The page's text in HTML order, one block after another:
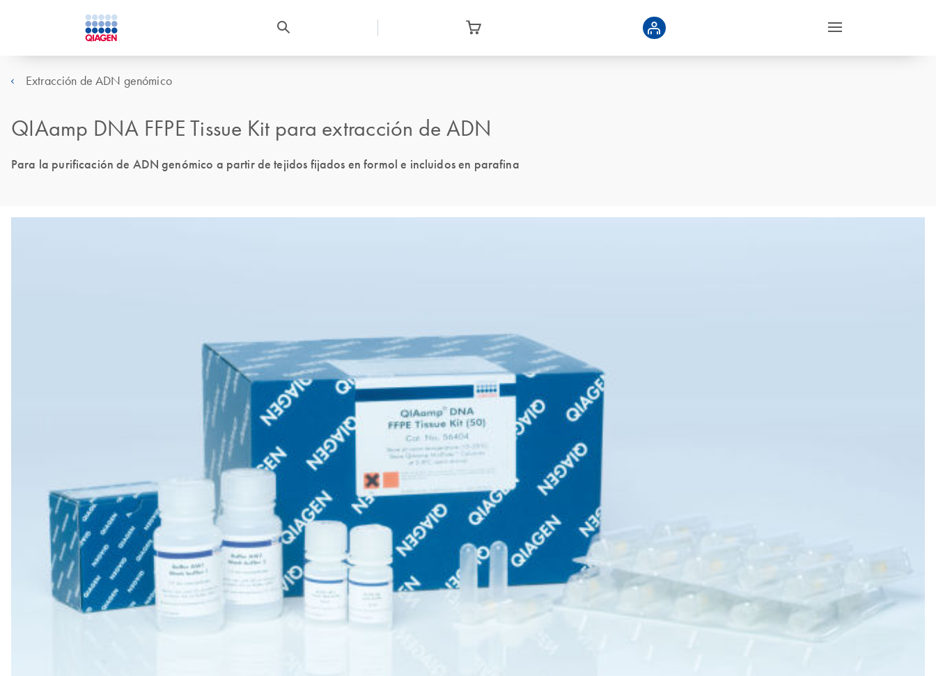
Extracción de ADN genómico
QIAamp DNA FFPE Tissue Kit para extracción de ADN
Para la purificación de ADN genómico a partir de tejidos fijados en formol e incluidos en parafina